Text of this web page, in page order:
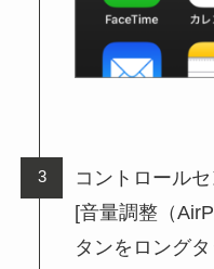
コントロール
[音量調整（
タンをロング